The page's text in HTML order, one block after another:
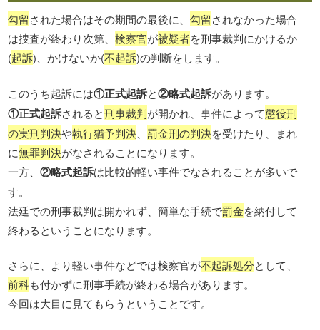
勾留された場合はその期間の最後に、勾留されなかった場合
は捜査が終わり次第、検察官が被疑者を刑事裁判にかけるか
(起訴)、かけないか(不起訴)の判断をします。
このうち起訴には①正式起訴と②略式起訴があります。
①正式起訴されると刑事裁判が開かれ、事件によって懲役刑
の実刑判決や執行猶予判決 、罰金刑の判決を受けたり、まれ
に無罪判決がなされることになります。
一方、②略式起訴は比較的軽い事件でなされることが多いで
す。
法廷での刑事裁判は開かれず、簡単な手続で罰金を納付して
終わるということになります。
さらに、より軽い事件などでは検察官が不起訴処分として、
前科も付かずに刑事手続が終わる場合があります。
今回は大目に見てもらうということです。